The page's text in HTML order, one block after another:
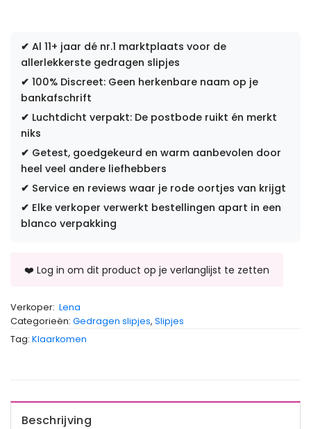
✔ Al 11+ jaar dé nr.1 marktplaats voor de
allerlekkerste gedragen slipjes
✔ 100% Discreet: Geen herkenbare naam op je
bankafschrift
✔ Luchtdicht verpakt: De postbode ruikt én merkt
niks
✔ Getest, goedgekeurd en warm aanbevolen door
heel veel andere liefhebbers
✔ Service en reviews waar je rode oortjes van krijgt
✔ Elke verkoper verwerkt bestellingen apart in een
blanco verpakking
Verkoper: Lena
Categorieën: Gedragen slipjes, Slipjes
Tag: Klaarkomen
Beschrijving